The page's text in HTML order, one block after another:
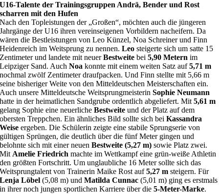
U16-Talente der Trainingsgruppen Andrä, Bender und Rost
scharren mit den Hufen
Nach den Topleistungen der „Großen“, möchten auch die jüngeren
Jahrgänge der U16 ihren vereinseigenen Vorbildern nacheifern. Da
wären die Bestleistungen von Leo Künzel, Noa Schreiner und Finn
Heidenreich im Weitsprung zu nennen.Leo steigerte sich um satte 15
Zentimeter und landete mit neuerBestweite bei5,90 Metern im
Leipziger Sand. Auch Noa konnte mit einem weiten Satz auf5,71 m
nochmal zwölf Zentimeter draufpacken. Und Finn stellte mit 5,66 m
seine bisheriger Weite von den Mitteldeutschen Meisterschaften ein.
Auch unsere Mitteldeutsche WeitsprungmeisterinSophie Neumann
hatte in der heimatlichen Sandgrube ordentlich abgeliefert. Mit5,61 m
gelang Sophie eine neuerlicheBestweite und der Platz auf dem
obersten Treppchen. Ein ähnliches Bild sollte sich beiKassandra
Weise ergeben. Die Schülerin zeigte eine stabile Sprungserie von
gültigen Sprüngen, die deutlich über die fünf Meter gingen und
belohnte sich mit einer neuenBestweite (5,27 m) sowie Platz zwei.
Mit Amelie Friedrich machte im Wettkampf eine grün-weiße Athletin
den größten Fortschritt. Um unglaubliche 16 Meter sollte sich das
Weitsprungtalent von Trainerin Maike Rost auf5,27 m steigern. Für
Lenja Löbel (5,08 m) undMatilda Cunnac (5,01 m) ging es erstmals
in ihrer noch jungen sportlichen Karriere über die5-Meter-Marke.